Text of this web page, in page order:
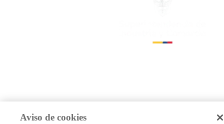
Aviso de cookies